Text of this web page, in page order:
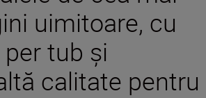
uimitoare, cu
tub și
calitate pentru